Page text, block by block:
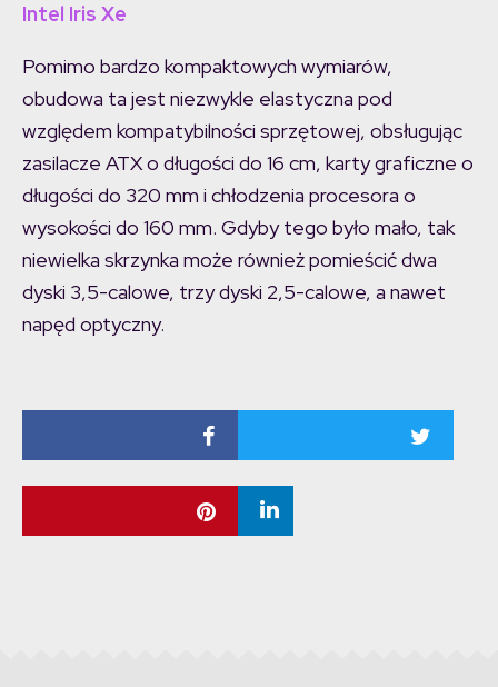
Intel Iris Xe
Pomimo bardzo kompaktowych wymiarów,
obudowa ta jest niezwykle elastyczna pod
względem kompatybilności sprzętowej, obsługując
zasilacze ATX o długości do 16 cm, karty graficzne o
długości do 320 mm i chłodzenia procesora o
wysokości do 160 mm. Gdyby tego było mało, tak
niewielka skrzynka może również pomieścić dwa
dyski 3,5-calowe, trzy dyski 2,5-calowe, a nawet
napęd optyczny.